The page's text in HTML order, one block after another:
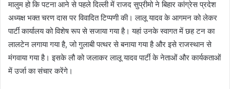
मालुम हो कि पटना आने से पहले दिल्ली में राजद सुप्रीमो ने बिहार कांग्रेस प्रदेश
अध्यक्ष भक्त चरण दास पर विवादित टिप्पणी की। लालू यादव के आगमन को लेकर
पार्टी कार्यालय को विशेष रूप से सजाया गया है। यहां उनके स्वागत में छह टन का
लालटेन लगाया गया है, जो गुलाबी पत्थर से बनाया गया है और इसे राजस्थान से
मंगवाया गया है। इसके लौ को जलाकर लालू यादव पार्टी के नेताओं और कार्यकताओं
में उर्जा का संचार करेंगे।